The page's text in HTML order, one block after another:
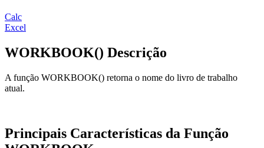
Calc
Excel
WORKBOOK() Descrição
A função WORKBOOK() retorna o nome do livro de trabalho
atual.
Principais Características da Função